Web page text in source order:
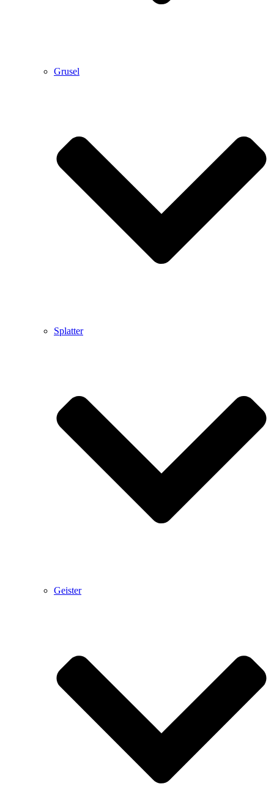
Grusel
Splatter
Geister